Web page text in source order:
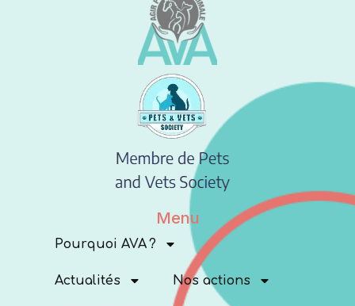
Menu
Pourquoi AVA ?
Actualités Nos actions